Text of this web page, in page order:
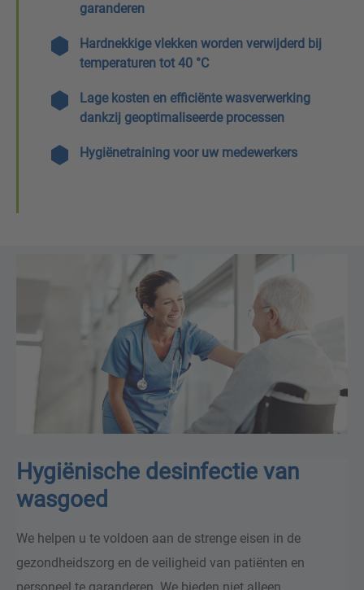
garanderen
Hardnekkige vlekken worden verwijderd bij
temperaturen tot 40 °C
Lage kosten en efficiënte wasverwerking
dankzij geoptimaliseerde processen
Hygiënetraining voor uw medewerkers
Hygiënische desinfectie van
wasgoed
We helpen u te voldoen aan de strenge eisen in de
gezondheidszorg en de veiligheid van patiënten en